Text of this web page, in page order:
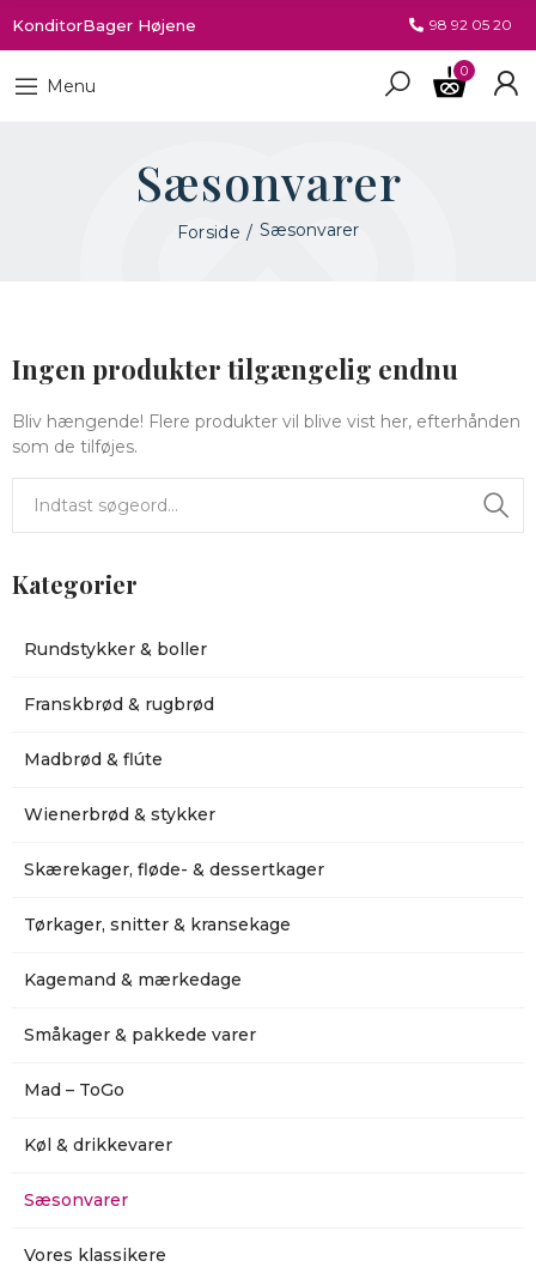
KonditorBager Højene 98 92 05 20
Menu
0
Sæsonvarer
Forside Sæsonvarer
Ingen produkter tilgængelig endnu
Bliv hængende! Flere produkter vil blive vist her, efterhånden
som de tilføjes.
Kategorier
Rundstykker & boller
Franskbrød & rugbrød
Madbrød & flúte
Wienerbrød & stykker
Skærekager, fløde- & dessertkager
Tørkager, snitter & kransekage
Kagemand & mærkedage
Småkager & pakkede varer
Mad – ToGo
Køl & drikkevarer
Sæsonvarer
Vores klassikere